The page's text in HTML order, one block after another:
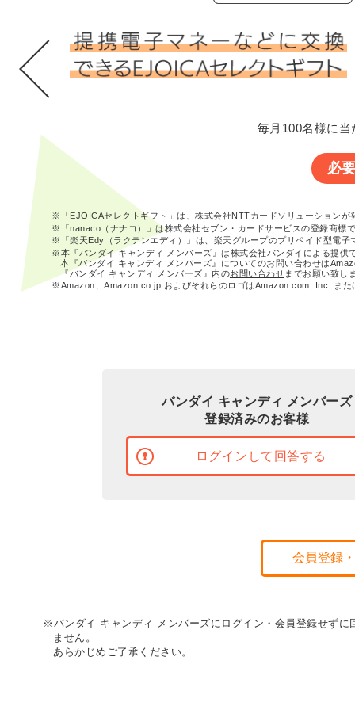
毎月100名様に
必
※「EJOICAセレクトギフト」は、株式会社NTTカードソリューションが
※「nanaco（ナナコ）」は株式会社セブン・カードサービスの登録商標
※「楽天Edy（ラクテンエディ）」は、楽天グループのプリペイド型電子
※本『バンダイ キャンディ メンバーズ』は株式会社バンダイによる提供
本『バンダイ キャンディ メンバーズ』についてのお問い合わせは
『バンダイ キャンディ メンバーズ』内のお問い合わせまでお願い致し
※Amazon、Amazon.co.jp およびそれらのロゴはAmazon.com, Inc. また
バンダイ キャンディ メンバーズ
登録済みのお客様
ログインして回答する
会員登録
※バンダイ キャンディ メンバーズにログイン・会員登録せず
ません。
あらかじめご了承ください。